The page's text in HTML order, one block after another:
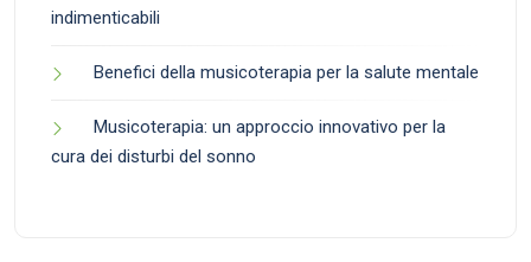
indimenticabili
Benefici della musicoterapia per la salute mentale
Musicoterapia: un approccio innovativo per la
cura dei disturbi del sonno